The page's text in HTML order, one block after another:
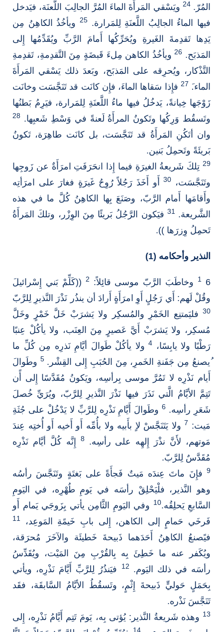
المُرّ.24 ويَسْقي المَرأَةَ الماءَ المُرَّ الجالِبَ اللَّعنَة، فيَدخل
فيها الماءُ الجالِبُ اللَّعنَةِ لِلمَرارة.25 ويأخُذُ الكاهِنُ مِن
يَدِها تَقدِمةَ الغَيرةِ ويُحَرِّكُها أَمامَ الرَّبِّ ويُقَدِّمُها إِلى
المَذبَح. 26ويأخُذُ الكاهن مِلءَ قَبضَةٍ مِنَ التَّقدِمةِ، تَقدِمةِ
التَّذْكار، ويُحرِقه على المَذبَح، وبَعدَ ذلك يَسْقي المَرأَةَ
الماء.َ 27 فإِذا سَقاها الماءَ، فإِن كانَت قد تَنَجَّسَت وخانَت
زَوْجَها خِيانةً، يَدخُلُ فيها ماءُ اللَّعنَةِ لِلمَرارة، فيَرِمُ بَطنُها
وتَسقُط وَرِكُها وتَكونُ المرأَةُ لَعنةً في وَسْطِ شَعبِها. 28
وان أتَكُنِ المَرأَةُ قد تَنَجَّسَت، بل كانَت طاهِرَة، تَكونُ
بَريئَةً وتَحمِلُ بَنين.
29 تِلكَ شَريعةُ الغيرَةِ فيما إِذا انحَرَفَتِ امرَأَةٌ عن زَوجِها
وتَنَجَّسَت،
30أَو أَخَذَ رَجُلاً رُوِحُ غَيرَةٍ فغارَ على امرَأتِه
وأَقامَها أَمام الرَّبّ، وصَنَعَ بِها الكاهِنُ كُلَّ ما في هذه
الشَّريعة.31 فيَكون الرَّجُلُ بَريئًا مِنَ الوِزْر، وتلكَ المَرأَةُ
تَحمِلُ وِزرَها )).
النذير وأحكامه (1)
6
1 وخاطَبَ الرَّبّ موسى قائِلاً: 2 ((كَلِّمْ بَني إِسْرائيلَ
وقُلْ لَهم: أَي رَجُلٍ أَوِ امرَأَةٍ أَرادَ أن ينذُر نَذْرَ النَّذيرِ لِلرَّبّ
30 فليَمتنِع الخَمْرِ والمُسكِر ولا يَشرَبْ خَلَّ خَمْرٍ وخَلَّ
مُسكِر، ولا يَشرَبْ أَيَّ عَصيرٍ مِنَ العِنَب، ولا يأكُلْ عِنبًا
رَطْبًا ولا يابِسًا،
4ولا يأكُلْ طَوالَ أيَّامِ نَذرِه مِن كُلِّ ما
ُيصنعُ مِن جَفَنةِ الخَمرِ، مِنَ الحُبَبِ إِلى القِشْر.5 وطَوالَ
أَيام نَذْرِه لا تَمُرَّ موسى بِرأسِه، ويَكونُ مُقَدَّسًا إِلى أًن
تَتِمَّ الأيَّامُ الَّتي نَذَرَ فيها نَذْرَ النَّذيرِ لِلرَّبّ، ويُرَيِّ خُصلَ
شَعَرِ رأسِه. 6وطَوالَ أَيَّامِ نَذْرِه لِلرَّبِّ لا يَدْخُلْ على جُثَةِ
مَيت: 7 ولا يَتَنَجَّسْ لاٍ بأَبيه ولا بأُمِّه أَو أَخيه أَو أُختِه عِندَ
مَوتهم، لأَنَّ نذْرَ إِلهِه على رأسِه.8
إِنَّه كُلَّ أيَّام نَذْرِه
مُقَدَّسٌ لِلرَّبّ.
9 فإِنَ ماتَ عِندَه مَيتٌ فَجأَةً على بَغتَةٍ وتَنَجَّسَ رأسُه
وهو النَّذير، فلْيَحْلِقْ رأسَه في يَومِ طُهْرِه، في اليَومِ
السَّابعِ يَحلِقُه.10 وفي اليَومِ الثَّامِن يأتي بِزَوجَي يَمام أَو
فَرخَي حَمامٍ إلى الكاهن، إِلى بابِ خَيمًةِ المَوعِد،
11
فيًصنعُ الكاهِنُ أَحَدَهما ذَبيحةَ خَطيئَة والآخَرَ مُحرَقة،
ويُكَفر عنه ما خَطِئَ بِه بِالقُرْبِ مِنَ المَيْت، ويُقَدِّسُ
رأسَه في ذلك اليَوم.
12
فيَنذُرُ لِلرَّبِّ أَيَّامَ نَذْرِه، ويأتي
بِحَمَلٍ حَوليٍّ ذَبيحةَ إِثْمٍ، وتَسقُطُ الأيَّامُ السَّابقَة، فقَد
تَنَجَّسَ نَذْره.
13 وهذه شَريعةُ النَّذير: يُؤتى بِه، يَومَ تَتِم أَيَّامُ نَذْرِه، إِلى
14